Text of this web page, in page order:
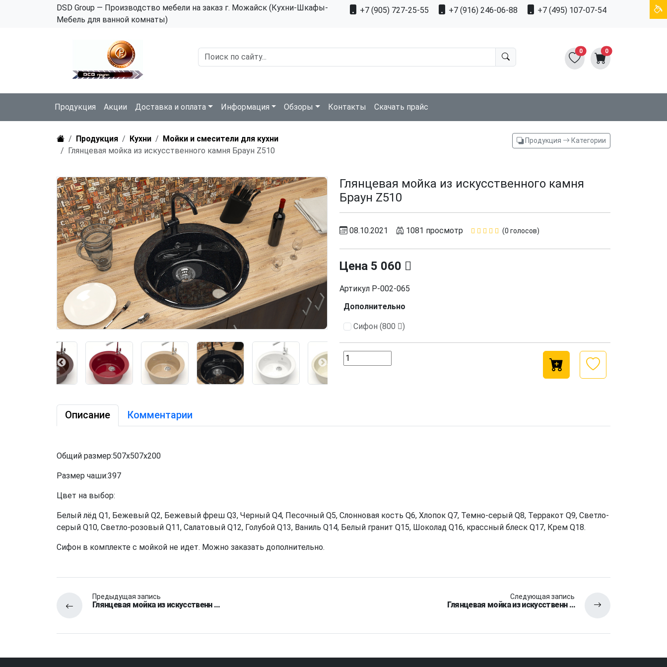
DSD Group — Производство мебели на заказ г. Можайск (Кухни-Шкафы-
Мебель для ванной комнаты)
+7 (905) 727-25-55 +7 (916) 246-06-88 +7 (495) 107-07-54
0 0
Продукция Акции Доставка и оплата Информация Обзоры Контакты Скачать прайс
Продукция Кухни
Мойки и смесители для кухни
Глянцевая мойка из искусственного камня Браун Z510
Продукция Категории
Глянцевая мойка из искусственного камня
Браун Z510
08.10.2021 1081 просмотр (0 голосов)
Цена 5 060
Артикул Р-002-065
Дополнительно
Сифон (800 )
Описание Комментарии
Общий размер:507x507x200
Размер чаши:397
Цвет на выбор:
Белый лёд Q1, Бежевый Q2, Бежевый фреш Q3, Черный Q4, Песочный Q5, Слонновая кость Q6, Хлопок Q7, Темно-серый Q8, Терракот Q9, Светло-
серый Q10, Светло-розовый Q11, Салатовый Q12, Голубой Q13, Ваниль Q14, Белый гранит Q15, Шоколад Q16, крассный блеск Q17, Крем Q18.
Сифон в комплекте с мойкой не идет. Можно заказать дополнительно.
Предыдущая запись
Глянцевая мойка из искусственн …
Следующая запись
Глянцевая мойка из искусственн …